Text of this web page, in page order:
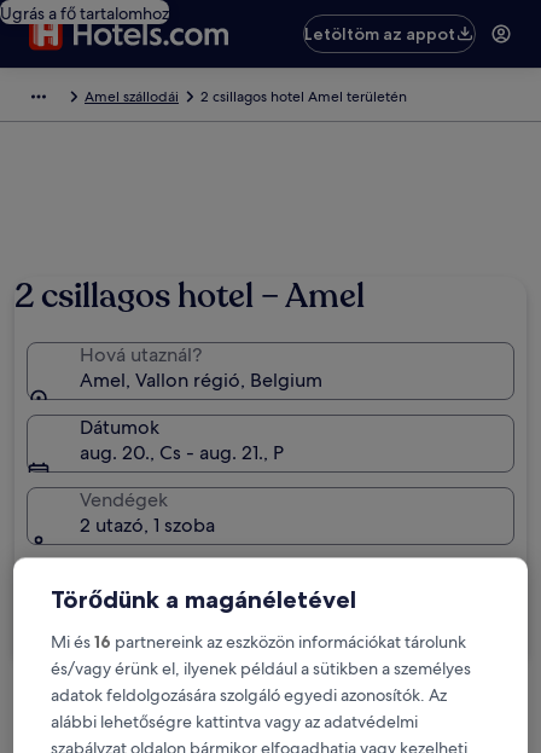
Ugrás a fő tartalomhoz
Letöltöm az appot
Amel szállodái 2 csillagos hotel Amel területén
2 csillagos hotel – Amel
Hová utaznál?
Amel, Vallon régió, Belgium
Dátumok
aug. 20., Cs - aug. 21., P
Vendégek
2 utazó, 1 szoba
Díjmentes lemondási opciók, ha változnak
Törődünk a magánéletével
Mi és16 partnereink az eszközön információkat tárolunk
és/vagy érünk el, ilyenek például a sütikben a személyes
adatok feldolgozására szolgáló egyedi azonosítók. Az
alábbi lehetőségre kattintva vagy az adatvédelmi
szabályzat oldalon bármikor elfogadhatja vagy kezelheti